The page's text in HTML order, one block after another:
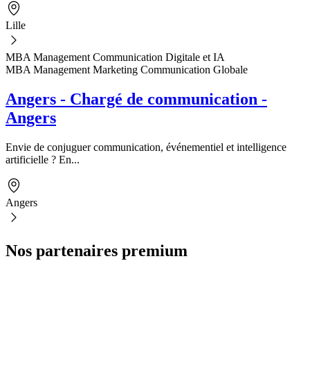
Lille
MBA Management Communication Digitale et IA
MBA Management Marketing Communication Globale
Angers - Chargé de communication -
Angers
Envie de conjuguer communication, événementiel et intelligence
artificielle ? En...
Angers
Nos partenaires premium